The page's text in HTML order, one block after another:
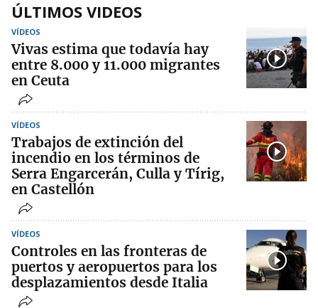
ÚLTIMOS VIDEOS
VÍDEOS
Vivas estima que todavía hay
entre 8.000 y 11.000 migrantes
en Ceuta
VÍDEOS
Trabajos de extinción del
incendio en los términos de
Serra Engarcerán, Culla y Tírig,
en Castellón
VÍDEOS
Controles en las fronteras de
puertos y aeropuertos para los
desplazamientos desde Italia